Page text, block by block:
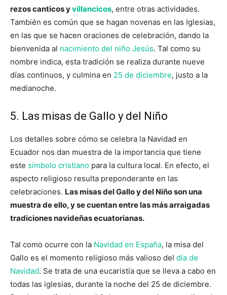
rezos canticos yvillancicos, entre otras actividades.
También es común que se hagan novenas en las Iglesias,
en las que se hacen oraciones de celebración, dando la
bienvenida al nacimiento del niño Jesús. Tal como su
nombre indica, esta tradición se realiza durante nueve
días continuos, y culmina en 25 de diciembre, justo a la
medianoche.
5. Las misas de Gallo y del Niño
Los detalles sobre cómo se celebra la Navidad en
Ecuador nos dan muestra de la importancia que tiene
este símbolo cristiano para la cultura local. En efecto, el
aspecto religioso resulta preponderante en las
celebraciones. Las misas del Gallo y del Niño son una
muestra de ello, y se cuentan entre las más arraigadas
tradiciones navideñas ecuatorianas.
Tal como ocurre con la Navidad en España, la misa del
Gallo es el momento religioso más valioso del día de
Navidad. Se trata de una eucaristía que se lleva a cabo en
todas las iglesias, durante la noche del 25 de diciembre.